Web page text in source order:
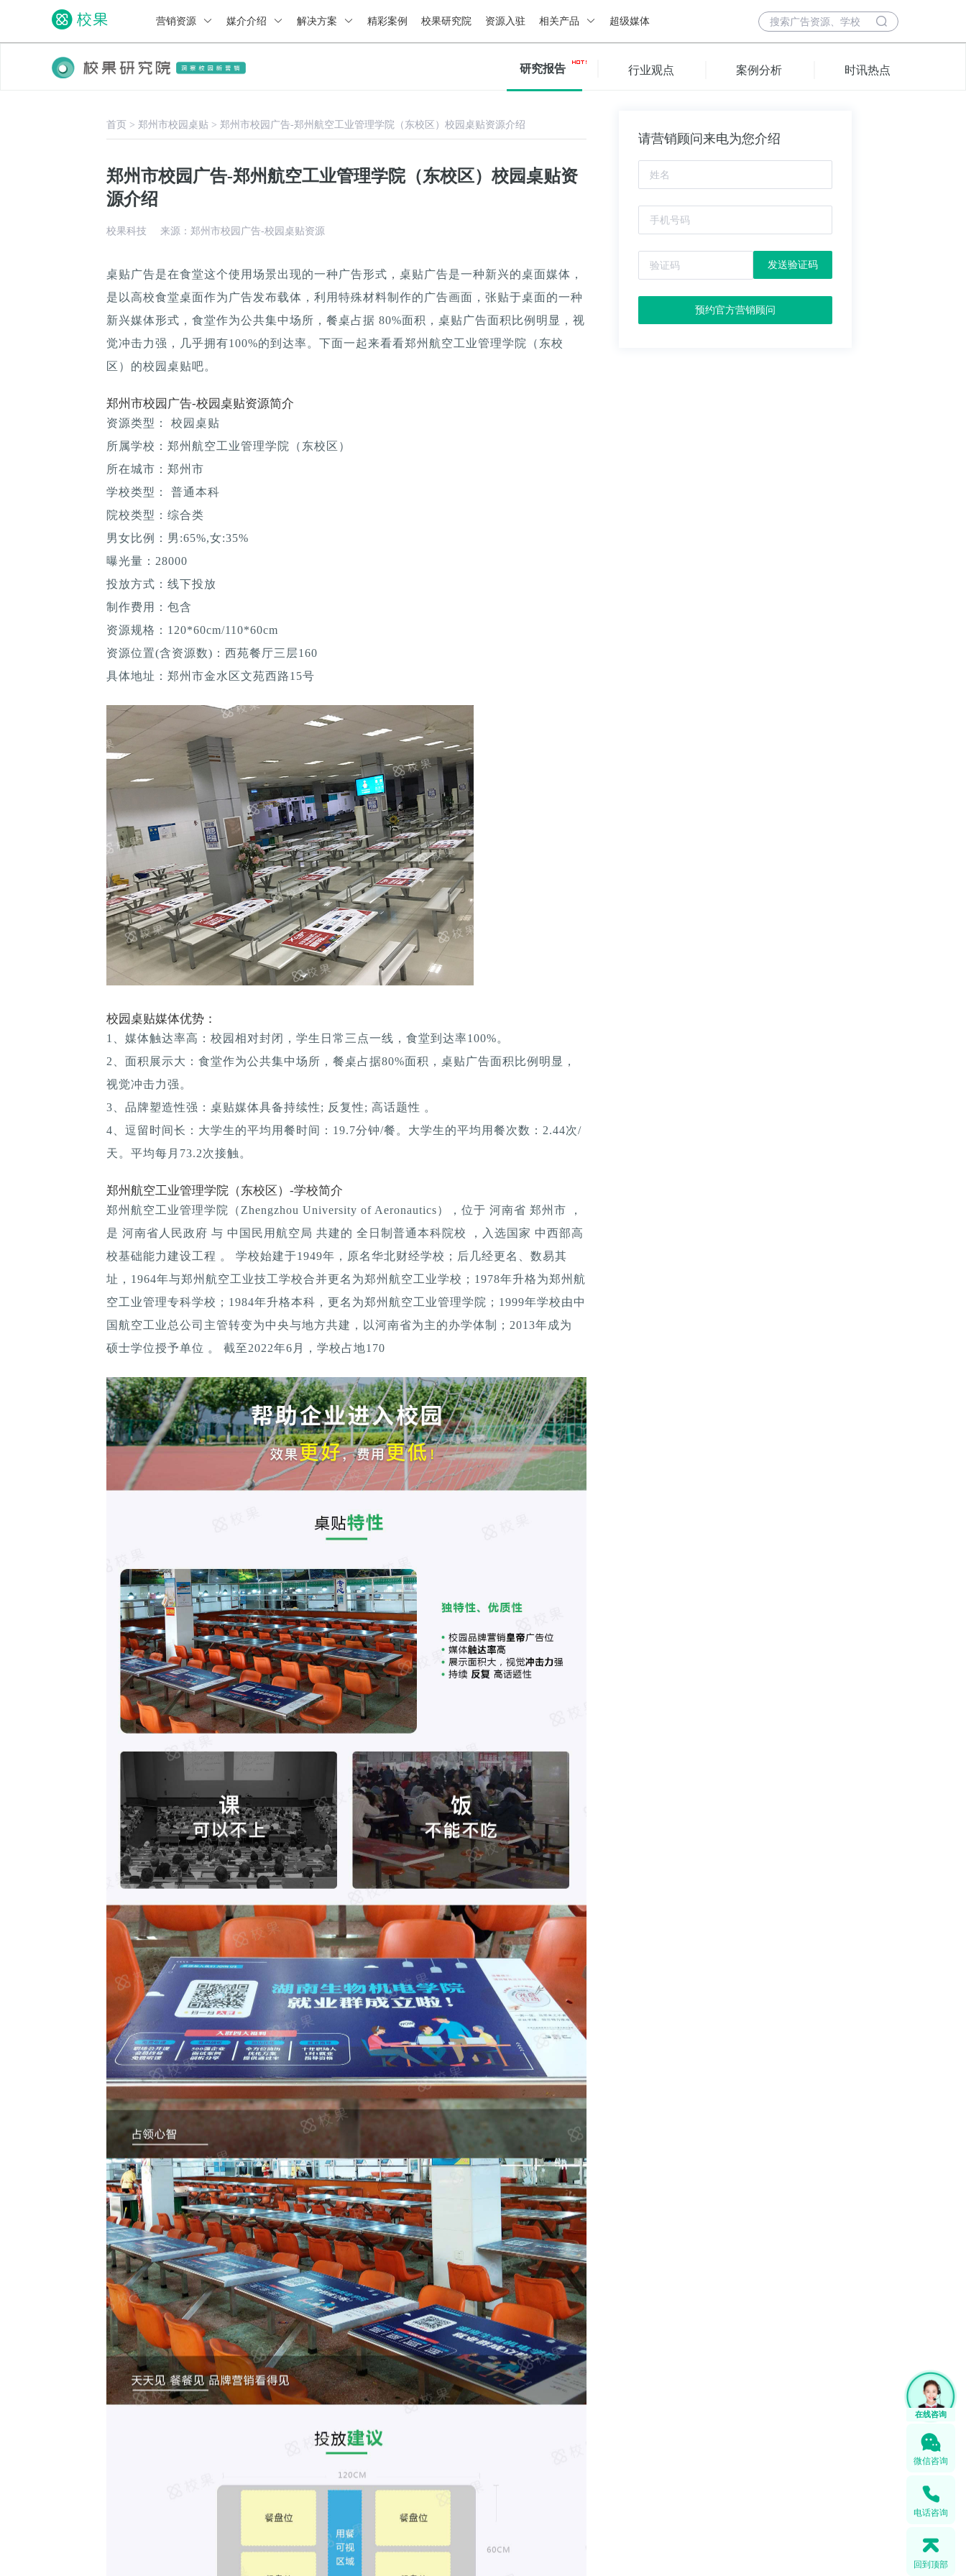
营销资源 媒介介绍 解决方案 精彩案例 校果研究院 资源入驻 相关产品 超级媒体
研究报告 行业观点 案例分析 时讯热点
首页 > 郑州市校园桌贴 > 郑州市校园广告-郑州航空工业管理学院（东校区）校园桌贴资源介绍
郑州市校园广告-郑州航空工业管理学院（东校区）校园桌贴资
源介绍
校果科技 来源：郑州市校园广告-校园桌贴资源
桌贴广告是在食堂这个使用场景出现的一种广告形式，桌贴广告是一种新兴的桌面媒体，
是以高校食堂桌面作为广告发布载体，利用特殊材料制作的广告画面，张贴于桌面的一种
新兴媒体形式，食堂作为公共集中场所，餐桌占据 80%面积，桌贴广告面积比例明显，视
觉冲击力强，几乎拥有100%的到达率。下面一起来看看郑州航空工业管理学院（东校
区）的校园桌贴吧。
郑州市校园广告-校园桌贴资源简介
资源类型： 校园桌贴
所属学校：郑州航空工业管理学院（东校区）
所在城市：郑州市
学校类型： 普通本科
院校类型：综合类
男女比例：男:65%,女:35%
曝光量：28000
投放方式：线下投放
制作费用：包含
资源规格：120*60cm/110*60cm
资源位置(含资源数)：西苑餐厅三层160
具体地址：郑州市金水区文苑西路15号
校园桌贴媒体优势：
1、媒体触达率高：校园相对封闭，学生日常三点一线，食堂到达率100%。
2、面积展示大：食堂作为公共集中场所，餐桌占据80%面积，桌贴广告面积比例明显，
视觉冲击力强。
3、品牌塑造性强：桌贴媒体具备持续性; 反复性; 高话题性 。
4、逗留时间长：大学生的平均用餐时间：19.7分钟/餐。大学生的平均用餐次数：2.44次/
天。平均每月73.2次接触。
郑州航空工业管理学院（东校区）-学校简介
郑州航空工业管理学院（Zhengzhou University of Aeronautics），位于 河南省 郑州市 ，
是 河南省人民政府 与 中国民用航空局 共建的 全日制普通本科院校 ，入选国家 中西部高
校基础能力建设工程 。 学校始建于1949年，原名华北财经学校；后几经更名、数易其
址，1964年与郑州航空工业技工学校合并更名为郑州航空工业学校；1978年升格为郑州航
空工业管理专科学校；1984年升格本科，更名为郑州航空工业管理学院；1999年学校由中
国航空工业总公司主管转变为中央与地方共建，以河南省为主的办学体制；2013年成为
硕士学位授予单位 。 截至2022年6月，学校占地170
请营销顾问来电为您介绍
发送验证码
预约官方营销顾问
微信咨询
电话咨询
回到顶部